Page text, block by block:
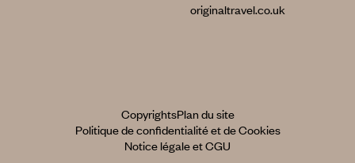
originaltravel.co.uk
CopyrightsPlan du site
Politique de confidentialité et de Cookies
Notice légale et CGU